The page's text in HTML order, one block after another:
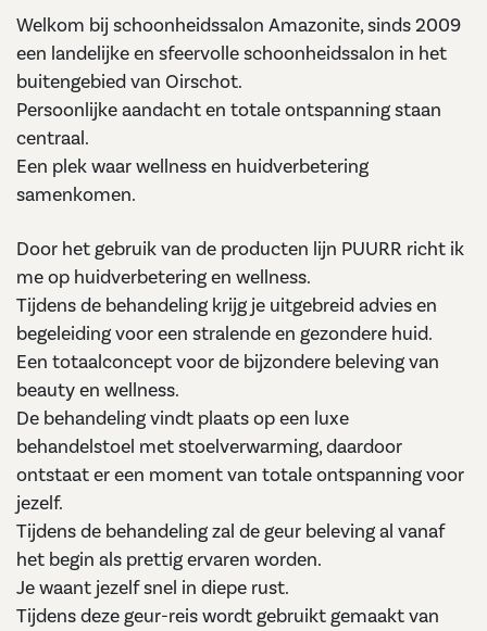
Groetjes Anja
Welkom bij schoonheidssalon Amazonite, sinds 2009
een landelijke en sfeervolle schoonheidssalon in het
buitengebied van Oirschot.
Persoonlijke aandacht en totale ontspanning staan
centraal.
Een plek waar wellness en huidverbetering
samenkomen.
Door het gebruik van de producten lijn PUURR richt ik
me op huidverbetering en wellness.
Tijdens de behandeling krijg je uitgebreid advies en
begeleiding voor een stralende en gezondere huid.
Een totaalconcept voor de bijzondere beleving van
beauty en wellness.
De behandeling vindt plaats op een luxe
behandelstoel met stoelverwarming, daardoor
ontstaat er een moment van totale ontspanning voor
jezelf.
Tijdens de behandeling zal de geur beleving al vanaf
het begin als prettig ervaren worden.
Je waant jezelf snel in diepe rust.
Tijdens deze geur-reis wordt gebruikt gemaakt van